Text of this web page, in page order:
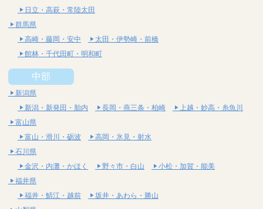
日立・高萩・常陸太田
群馬県
高崎・藤岡・安中
太田・伊勢崎・前橋
館林・千代田町・明和町
中部
新潟県
新潟・新発田・胎内
長岡・燕三条・柏崎
上越・妙高・糸魚川
富山県
富山・滑川・砺波
高岡・氷見・射水
石川県
金沢・内灘・かほく
野々市・白山
小松・加賀・能美
福井県
福井・鯖江・越前
坂井・あわら・勝山